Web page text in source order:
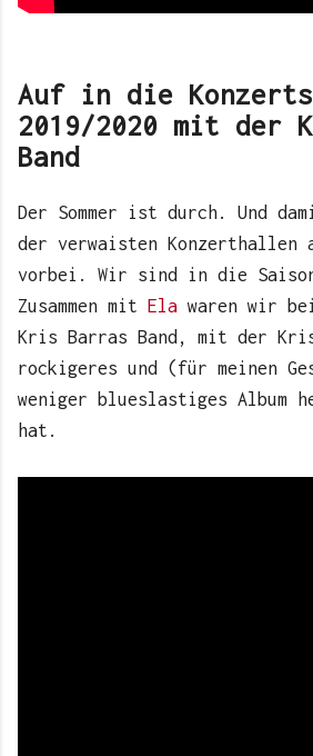
Auf in die
2019/2020 mit der
Band
Der Sommer ist durch. Und
der verwaisten Konzerthallen
vorbei. Wir sind in die
Zusammen mit Ela waren wir
Kris Barras Band, mit der
rockigeres und (für meinen
weniger blueslastiges Album
hat.